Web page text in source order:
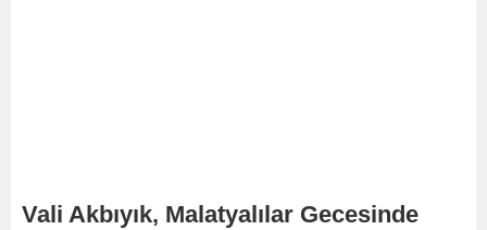
Vali Akbıyık, Malatyalılar Gecesinde